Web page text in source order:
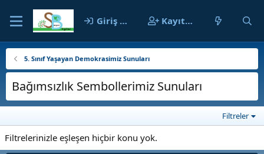
Giriş yap Kayıt ol
5. Sınıf Yaşayan Demokrasimiz Sunuları
Bağımsızlık Sembollerimiz Sunuları
Filtreler
Filtrelerinizle eşleşen hiçbir konu yok.